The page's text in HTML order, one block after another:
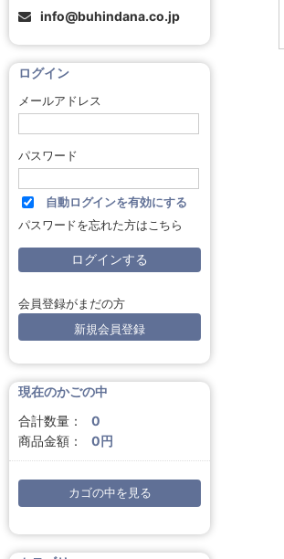
info@buhindana.co.jp
ログイン
メールアドレス
パスワード
自動ログインを有効にする
パスワードを忘れた方はこちら
会員登録がまだの方
新規会員登録
現在のかごの中
合計数量：
0
商品金額：
0円
カゴの中を見る